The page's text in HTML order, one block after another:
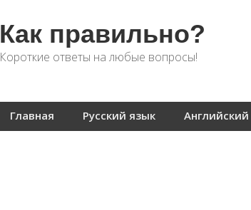
Как правильно?
Короткие ответы на любые вопросы!
Главная Русский язык